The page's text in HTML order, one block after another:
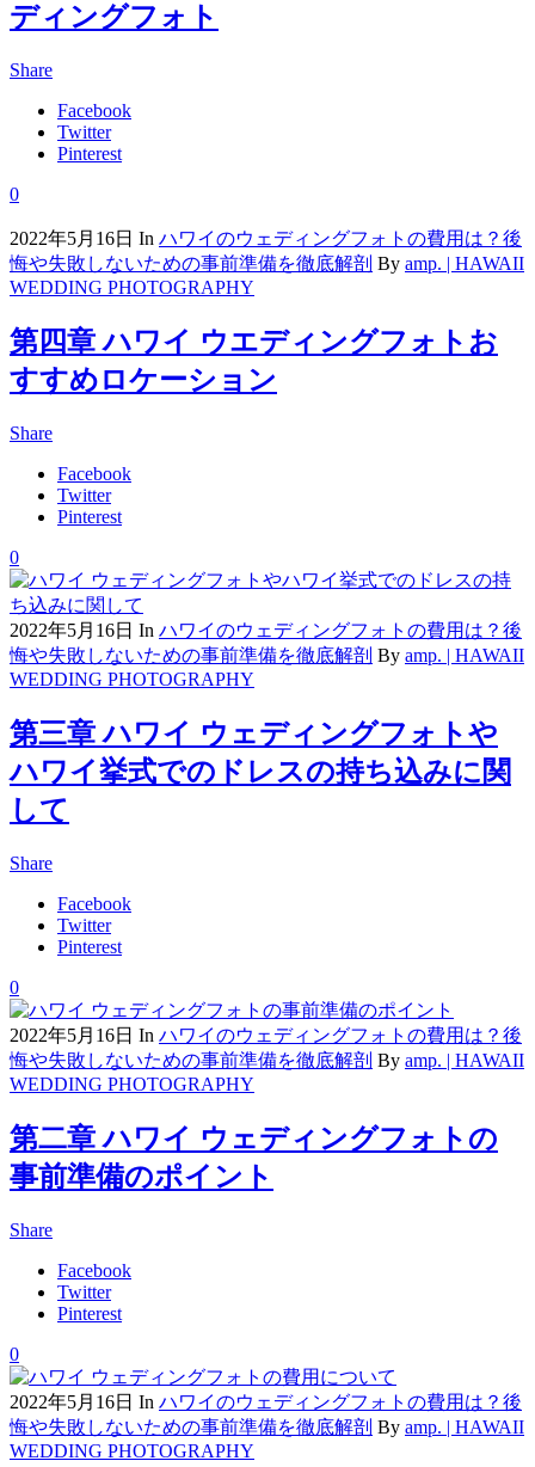
ディングフォト
Share
Facebook
Twitter
Pinterest
0
2022年5月16日 In ハワイのウェディングフォトの費用は？後
悔や失敗しないための事前準備を徹底解剖 By amp. | HAWAII
WEDDING PHOTOGRAPHY
第四章 ハワイ ウエディングフォトお
すすめロケーション
Share
Facebook
Twitter
Pinterest
0
2022年5月16日 In ハワイのウェディングフォトの費用は？後
悔や失敗しないための事前準備を徹底解剖 By amp. | HAWAII
WEDDING PHOTOGRAPHY
第三章 ハワイ ウェディングフォトや
ハワイ挙式でのドレスの持ち込みに関
して
Share
Facebook
Twitter
Pinterest
0
2022年5月16日 In ハワイのウェディングフォトの費用は？後
悔や失敗しないための事前準備を徹底解剖 By amp. | HAWAII
WEDDING PHOTOGRAPHY
第二章 ハワイ ウェディングフォトの
事前準備のポイント
Share
Facebook
Twitter
Pinterest
0
2022年5月16日 In ハワイのウェディングフォトの費用は？後
悔や失敗しないための事前準備を徹底解剖 By amp. | HAWAII
WEDDING PHOTOGRAPHY